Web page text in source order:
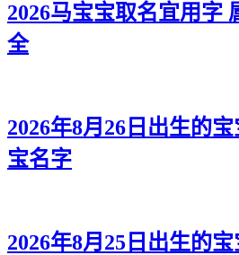
2026马宝宝取名宜用字
全
2026年8月26日出生的
宝名字
2026年8月25日出生的